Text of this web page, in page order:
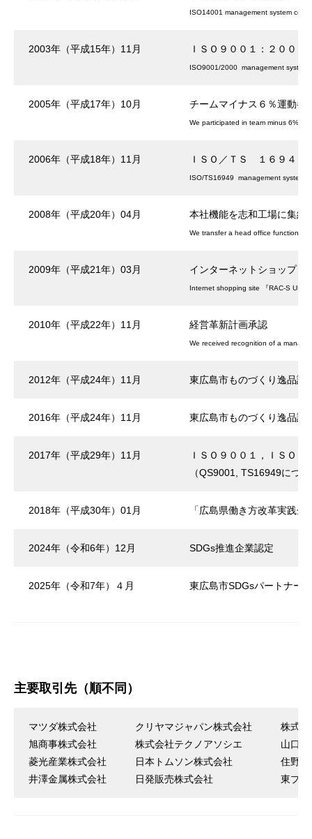
ISO14001 management system
2003年（平成15年）11月 ＩＳＯ９００１：２０００
ISO9001/2000 management system
2005年（平成17年）10月 チームマイナス６％運動参
We participated in team minus 6%
2006年（平成18年）11月 ＩＳＯ／ＴＳ １６９４９
ISO/TS16949 management system
2008年（平成20年）04月 本社機能を志和工場に集約
We transfer a head office function to
2009年（平成21年）03月 インターネットショップ『
Internet shopping site 『RAC-S UP』
2010年（平成22年）11月 経営革新計画承認
We received recognition of a
2012年（平成24年）11月 東広島市ものづくり逸品認
2016年（平成24年）11月 東広島市ものづくり逸品認
2017年（平成29年）11月
ＩＳＯ９００１，ＩＳＯ
（QS9001, TS16949につ
2018年（平成30年）01月 「広島県働き方改革実践企
2024年（令和6年）12月 SDGs推進企業認定
2025年（令和7年）４月 東広島市SDGsパートナー
主要取引先（順不同）
マツダ株式会社
旭商事株式会社
菱光産業株式会社
井澤金属株式会社
クリヤマジャパン株式会社
株式会社テクノアソシエ
日本トムソン株式会社
日発販売株式会社
株式
山口
住野
東プ